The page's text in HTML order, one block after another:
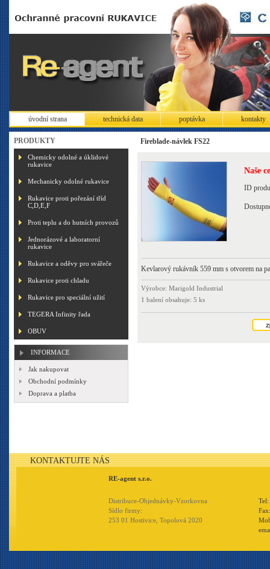
úvodní strana technická data poptávka kontakty
PRODUKTY
Chemicky odolné a úklidové
rukavice
Mechanicky odolné rukavice
Rukavice proti pořezání tříd
C,D,E,F
Proti teplu a do hutních provozů
Jednorázové a laboratorní
rukavice
Rukavice a oděvy pro svářeče
Rukavice proti chladu
Rukavice pro speciální užití
TEGERA Infinity řada
OBUV
INFORMACE
Jak nakupovat
Obchodní podmínky
Doprava a platba
Fireblade-návlek FS22
Naše
ID
Kevlarový rukávník 559 mm s otvorem na
Výrobce: Marigold Industrial
1 balení obsahuje: 5 ks
KONTAKTUJTE NÁS
RE-agent s.r.o.
Distribuce-Objednávky-Vzorkovna
Sídlo firmy:
253 01 Hostivice, Topolová 2020